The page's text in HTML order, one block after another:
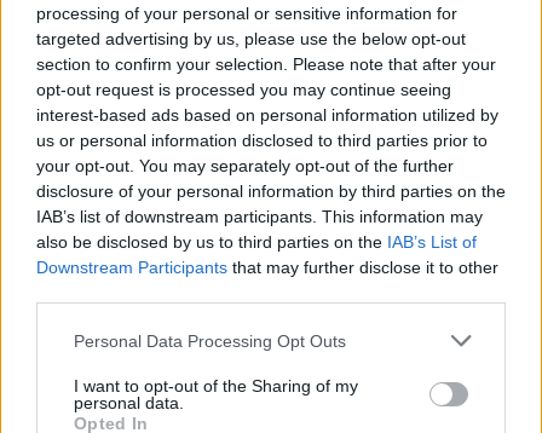
processing of your personal or sensitive information for
targeted advertising by us, please use the below opt-out
section to confirm your selection. Please note that after your
opt-out request is processed you may continue seeing
interest-based ads based on personal information utilized by
us or personal information disclosed to third parties prior to
your opt-out. You may separately opt-out of the further
disclosure of your personal information by third parties on the
IAB’s list of downstream participants. This information may
also be disclosed by us to third parties on the IAB’s List of
Downstream Participants that may further disclose it to other
Personal Data Processing Opt Outs
I want to opt-out of the Sharing of my
personal data.
Opted In
bar για τον θάνατο του 4χρονου
09:52
Ιός Δυτικού Νείλου: Όλη η Αττική στο επίκεντρο των
κρουσμάτων
09:43
Ηράκλειο: Ποια θέματα περιλαμβάνει η εβδομαδιαία
ανασκόπηση του Δημάρχου
Γερμανία: Νέα έρευνα για την άμυνα απέναντι στα drones
Γαμήλιος τουρισμός: Στην Κρήτη από όλες τις ηπείρους,
για τον γάμο των ονείρων τους!